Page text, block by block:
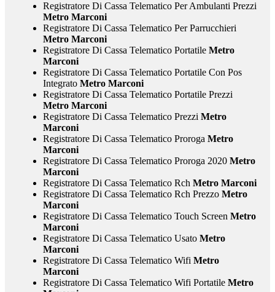
Registratore Di Cassa Telematico Per Ambulanti Prezzi
Metro Marconi
Registratore Di Cassa Telematico Per Parrucchieri
Metro Marconi
Registratore Di Cassa Telematico PortatileMetro
Marconi
Registratore Di Cassa Telematico Portatile Con Pos
IntegratoMetro Marconi
Registratore Di Cassa Telematico Portatile Prezzi
Metro Marconi
Registratore Di Cassa Telematico Prezzi Metro
Marconi
Registratore Di Cassa Telematico Proroga Metro
Marconi
Registratore Di Cassa Telematico Proroga 2020Metro
Marconi
Registratore Di Cassa Telematico Rch Metro Marconi
Registratore Di Cassa Telematico Rch PrezzoMetro
Marconi
Registratore Di Cassa Telematico Touch Screen Metro
Marconi
Registratore Di Cassa Telematico UsatoMetro
Marconi
Registratore Di Cassa Telematico Wifi Metro
Marconi
Registratore Di Cassa Telematico Wifi PortatileMetro